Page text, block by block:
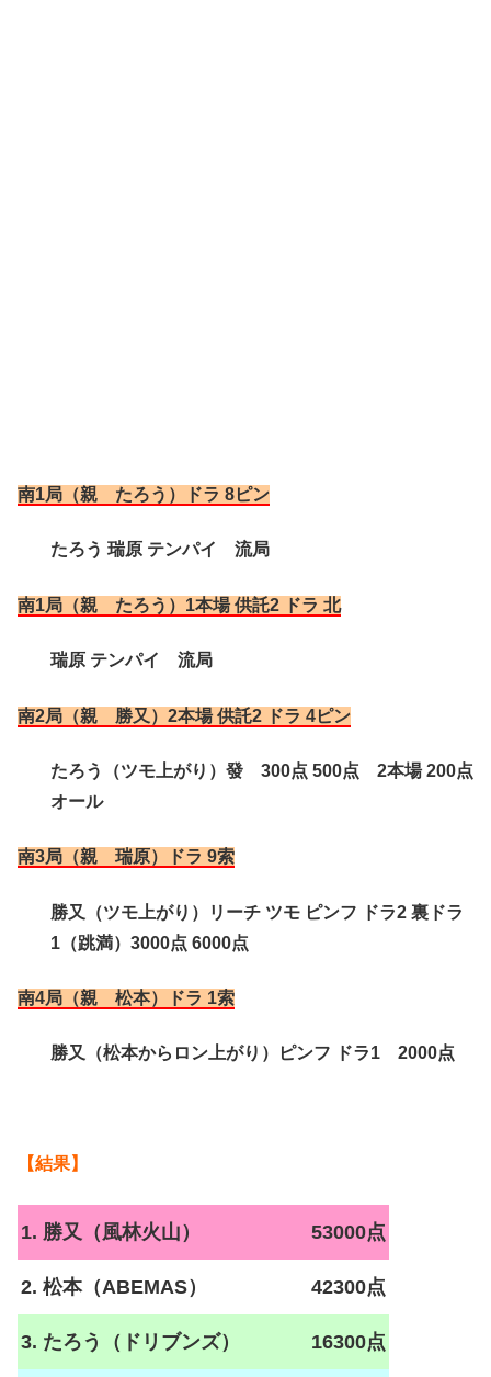
南1局（親 たろう）ドラ 8ピン
たろう 瑞原 テンパイ 流局
南1局（親 たろう）1本場 供託2 ドラ 北
瑞原 テンパイ 流局
南2局（親 勝又）2本場 供託2 ドラ 4ピン
たろう（ツモ上がり）發 300点 500点 2本場 200点
オール
南3局（親 瑞原）ドラ 9索
勝又（ツモ上がり）リーチ ツモ ピンフ ドラ2 裏ドラ
1（跳満）3000点 6000点
南4局（親 松本）ドラ 1索
勝又（松本からロン上がり）ピンフ ドラ1 2000点
【結果】
1. 勝又（風林火山） 53000点
2. 松本（ABEMAS） 42300点
3. たろう（ドリブンズ） 16300点